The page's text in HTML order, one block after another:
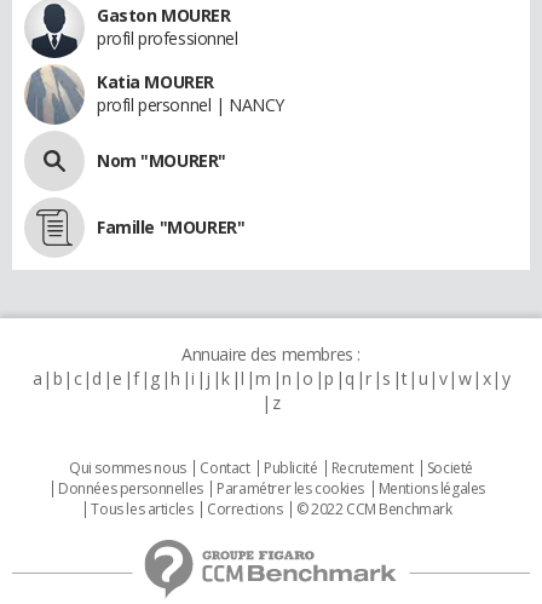
Gaston MOURER
profil professionnel
Katia MOURER
profil personnel | NANCY
Nom "MOURER"
Famille "MOURER"
Annuaire des membres :
a b c d e f g h i j k l m n o p q r s t u v w x y
z
Qui sommes nous Contact Publicité Recrutement
Societé
Données personnelles
Paramétrer les cookies
Mentions légales
Tous les articles
Corrections © 2022 CCM Benchmark